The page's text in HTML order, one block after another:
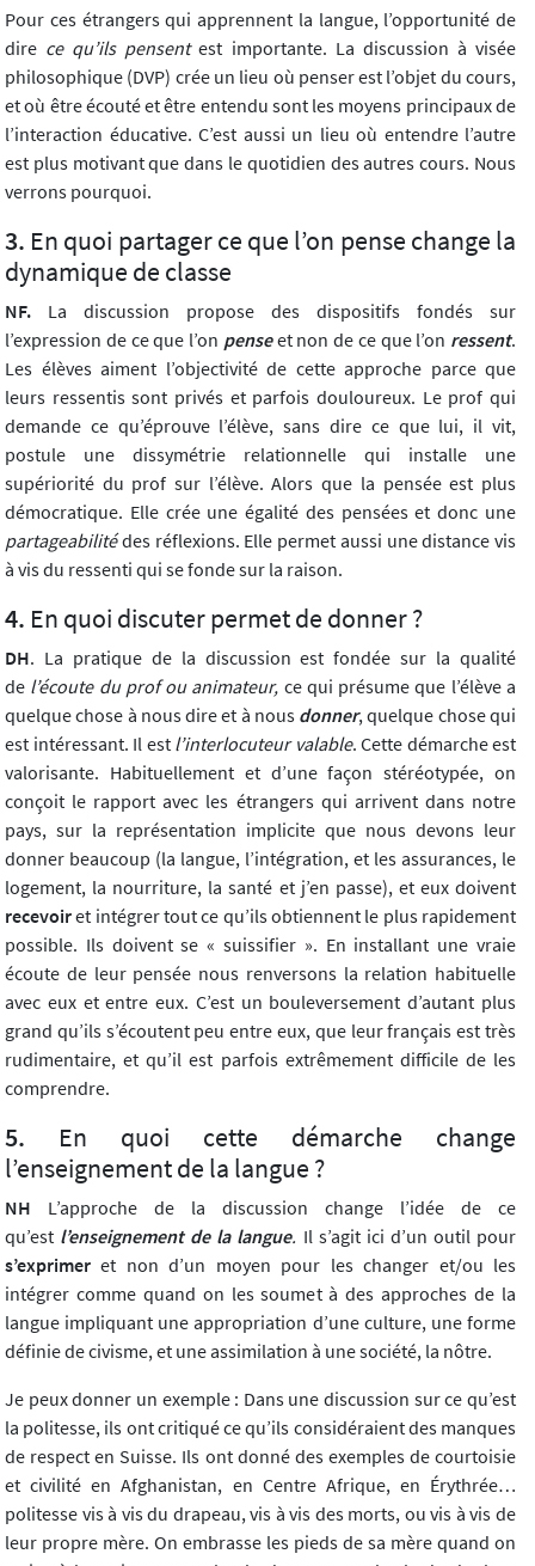
Pour ces étrangers qui apprennent la langue, l’opportunité de
dire ce qu’ils pensentest importante. La discussion à visée
philosophique (DVP) crée un lieu où penser est l’objet du cours,
et où être écouté et être entendu sont les moyens principaux de
l’interaction éducative. C’est aussi un lieu où entendre l’autre
est plus motivant que dans le quotidien des autres cours. Nous
verrons pourquoi.
En quoi partager ce que l’on pense change la
dynamique de classe
NF. La discussion propose des dispositifs fondés sur
l’expression de ce que l’on penseet non de ce que l’on ressent.
Les élèves aiment l’objectivité de cette approche parce que
leurs ressentis sont privés et parfois douloureux. Le prof qui
demande ce qu’éprouve l’élève, sans dire ce que lui, il vit,
postule une dissymétrie relationnelle qui installe une
supériorité du prof sur l’élève. Alors que la pensée est plus
démocratique. Elle crée une égalité des pensées et donc une
partageabilitédes réflexions. Elle permet aussi une distance vis
à vis du ressenti qui se fonde sur la raison.
En quoi discuter permet de donner ?
DH. La pratique de la discussion est fondée sur la qualité
de l’écoute du prof ou animateur, ce qui présume que l’élève a
quelque chose à nous dire et à nous donner, quelque chose qui
est intéressant. Il est l’interlocuteur valable. Cette démarche est
valorisante. Habituellement et d’une façon stéréotypée, on
conçoit le rapport avec les étrangers qui arrivent dans notre
pays, sur la représentation implicite que nous devons leur
donner beaucoup (la langue, l’intégration, et les assurances, le
logement, la nourriture, la santé et j’en passe), et eux doivent
recevoiret intégrer tout ce qu’ils obtiennent le plus rapidement
possible. Ils doivent se « suissifier ». En installant une vraie
écoute de leur pensée nous renversons la relation habituelle
avec eux et entre eux. C’est un bouleversement d’autant plus
grand qu’ils s’écoutent peu entre eux, que leur français est très
rudimentaire, et qu’il est parfois extrêmement difficile de les
comprendre.
En quoi cette démarche change
l’enseignement de la langue ?
NH L’approche de la discussion change l’idée de ce
qu’est l’enseignement de la langue. Il s’agit ici d’un outil pour
s’exprimer et non d’un moyen pour les changer et/ou les
intégrer comme quand on les soumet à des approches de la
langue impliquant une appropriation d’une culture, une forme
définie de civisme, et une assimilation à une société, la nôtre.
Je peux donner un exemple : Dans une discussion sur ce qu’est
la politesse, ils ont critiqué ce qu’ils considéraient des manques
de respect en Suisse. Ils ont donné des exemples de courtoisie
et civilité en Afghanistan, en Centre Afrique, en Érythrée…
politesse vis à vis du drapeau, vis à vis des morts, ou vis à vis de
leur propre mère. On embrasse les pieds de sa mère quand on